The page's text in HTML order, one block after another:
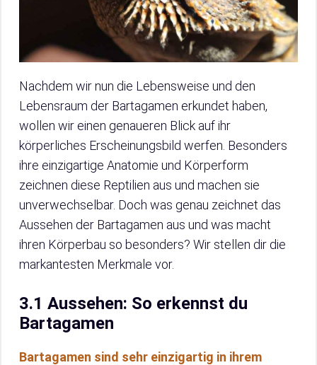
Nachdem wir nun die Lebensweise und den
Lebensraum der Bartagamen erkundet haben,
wollen wir einen genaueren Blick auf ihr
körperliches Erscheinungsbild werfen. Besonders
ihre einzigartige Anatomie und Körperform
zeichnen diese Reptilien aus und machen sie
unverwechselbar. Doch was genau zeichnet das
Aussehen der Bartagamen aus und was macht
ihren Körperbau so besonders? Wir stellen dir die
markantesten Merkmale vor.
3.1 Aussehen: So erkennst du
Bartagamen
Bartagamen sind sehr einzigartig in ihrem